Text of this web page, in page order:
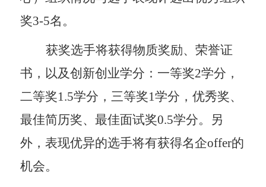
奖3-5名。
获奖选手将获得物质奖励、荣誉证
书，以及创新创业学分：一等奖2学分，
二等奖1.5学分，三等奖1学分，优秀奖、
最佳简历奖、最佳面试奖0.5学分。另
外，表现优异的选手将有获得名企offer的
机会。